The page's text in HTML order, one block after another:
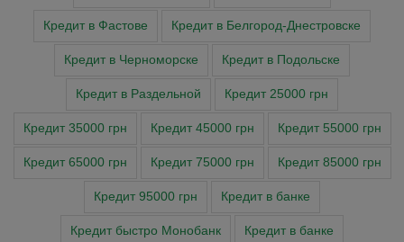
Кредит в Фастове Кредит в Белгород-Днестровске
Кредит в Черноморске Кредит в Подольске
Кредит в Раздельной Кредит 25000 грн
Кредит 35000 грн Кредит 45000 грн Кредит 55000 грн
Кредит 65000 грн Кредит 75000 грн Кредит 85000 грн
Кредит 95000 грн Кредит в банке
Кредит быстро Монобанк Кредит в банке